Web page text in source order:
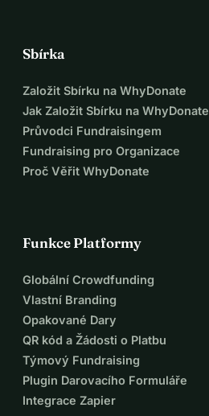
Sbírka
Založit Sbírku na WhyDonate
Jak Založit Sbírku na WhyDonate
Průvodci Fundraisingem
Fundraising pro Organizace
Proč Věřit WhyDonate
Funkce Platformy
Globální Crowdfunding
Vlastní Branding
Opakované Dary
QR kód a Žádosti o Platbu
Týmový Fundraising
Plugin Darovacího Formuláře
Integrace Zapier